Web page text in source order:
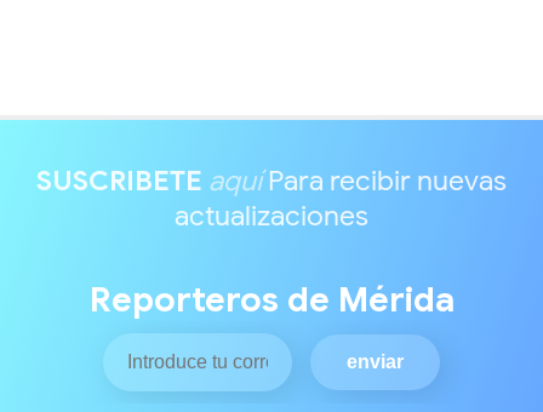
SUSCRIBETE aquíPara recibir nuevas
actualizaciones
Reporteros de Mérida